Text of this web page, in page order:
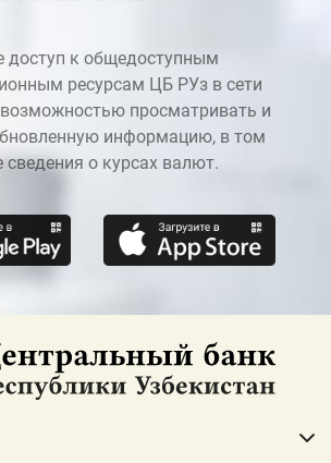
доступ к общедоступным
ресурсам ЦБ РУз в сети
возможностью просматривать и
информацию, в том
сведения о курсах валют.